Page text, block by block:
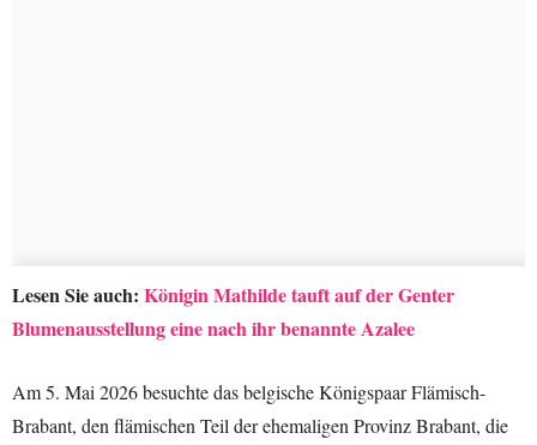
Lesen Sie auch: Königin Mathilde tauft auf der Genter
Blumenausstellung eine nach ihr benannte Azalee
Am 5. Mai 2026 besuchte das belgische Königspaar Flämisch-
Brabant, den flämischen Teil der ehemaligen Provinz Brabant, die